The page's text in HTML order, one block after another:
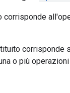
corrisponde
corrisponde
o più